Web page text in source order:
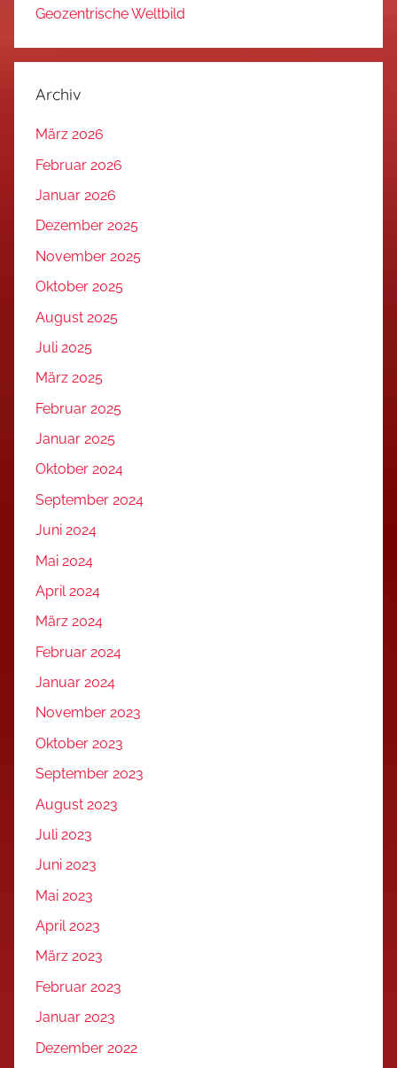
Geozentrische Weltbild
Archiv
März 2026
Februar 2026
Januar 2026
Dezember 2025
November 2025
Oktober 2025
August 2025
Juli 2025
März 2025
Februar 2025
Januar 2025
Oktober 2024
September 2024
Juni 2024
Mai 2024
April 2024
März 2024
Februar 2024
Januar 2024
November 2023
Oktober 2023
September 2023
August 2023
Juli 2023
Juni 2023
Mai 2023
April 2023
März 2023
Februar 2023
Januar 2023
Dezember 2022